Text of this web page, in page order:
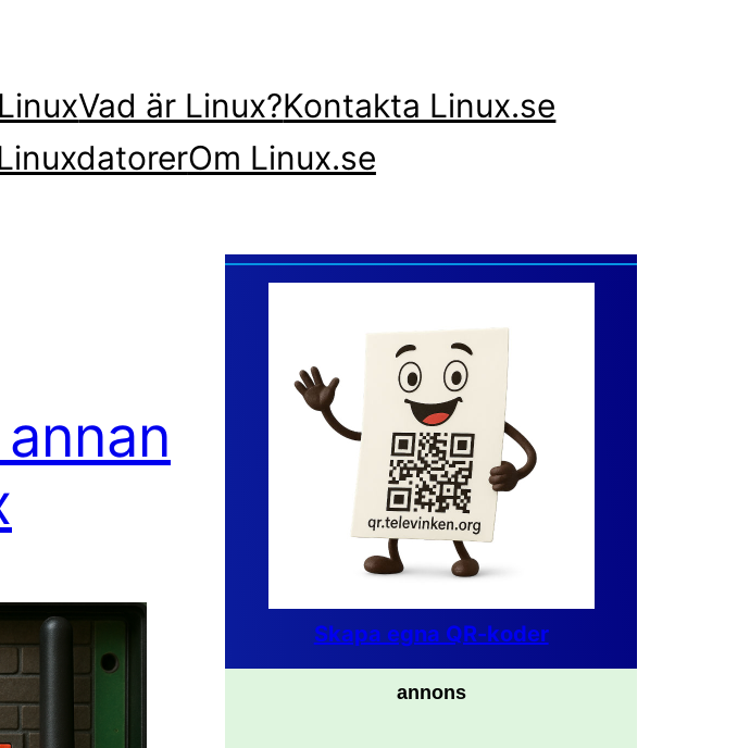
Vad är Linux?Kontakta Linux.se
Om Linux.se
Skapa egna QR-koder
annons